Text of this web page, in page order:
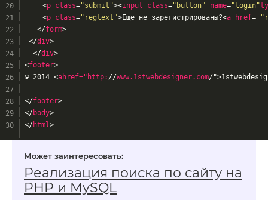
<p class="submit"><input class="button" name="login"
<p class="regtext">Еще не зарегистрированы?<a href=
</form>
</div>
</div>
<footer>
© 2014 <ahref="http: //www.1stwebdesigner.com/">
</footer>
</body>
</html>
Реализация поиска по сайту на
PHP и MySQL